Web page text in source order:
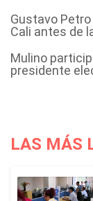
Gustavo
Cali antes de
Mulino
presidente
LAS MÁS